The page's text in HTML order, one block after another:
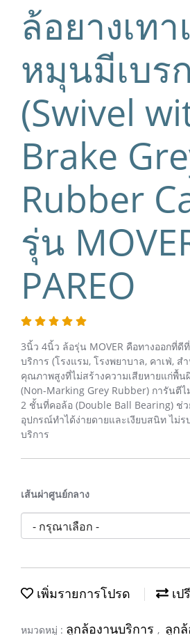
ล้อยางเท
หมุนมีเบรก
(Swivel
Brake
Rubber
รุ่น
PAREO
3นิ้ว 4นิ้ว ล้อรุ่น MOVER คือทางออกที่
บริการ (โรงแรม, โรงพยาบาล, คาเฟ่, ส
คุณภาพสูงที่ไม่สร้างความเสียหายแก่พื้น
(Non-Marking Grey Rubber) การันตี
2 ชั้นที่คอล้อ (Double Ball Bearing) ช่ว
อุปกรณ์ทำได้ง่ายดายและเงียบสนิท ไม่
บริการ
เส้นผ่าศูนย์กลาง
เพิ่มรายการโปรด เป
หมวดหมู่ : ลูกล้องานบริการ , ลูก